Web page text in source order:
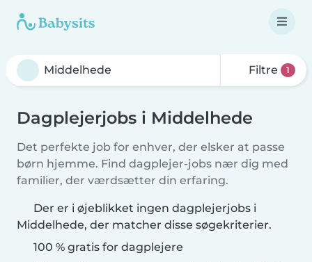
Filtre 1
Dagplejerjobs i Middelhede
Det perfekte job for enhver, der elsker at passe
børn hjemme. Find dagplejer-jobs nær dig med
familier, der værdsætter din erfaring.
Der er i øjeblikket ingen dagplejerjobs i
Middelhede, der matcher disse søgekriterier.
100 % gratis for dagplejere